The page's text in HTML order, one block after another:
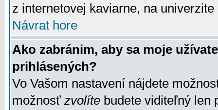
z internetovej kaviarne, na univerzite
Návrat hore
Ako zabránim, aby sa moje
prihlásených?
Vo Vašom nastavení nájdete
možnosť zvolíte budete viditeľný len